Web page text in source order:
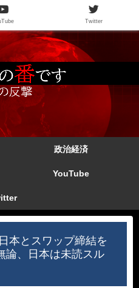
政治経済
YouTube
本とスワップ締結を
論、日本は未読スル
Twitter